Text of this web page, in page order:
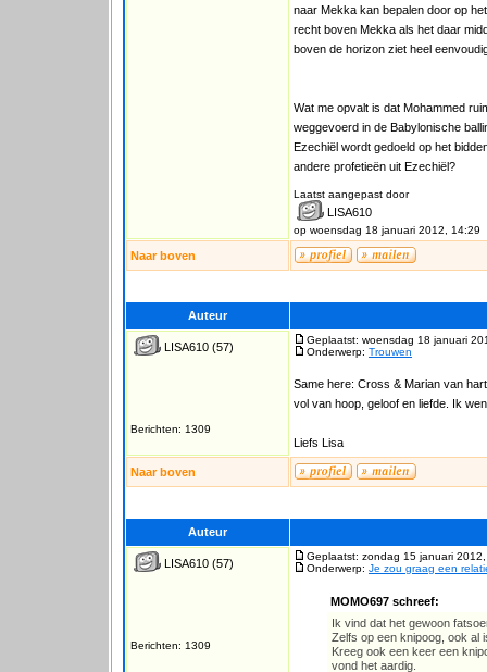
naar Mekka kan bepalen door op
recht boven Mekka als het daar
boven de horizon ziet heel
Wat me opvalt is dat Mohammed
weggevoerd in de Babylonische
Ezechiël wordt gedoeld op het
andere profetieën uit Ezechiël?
Laatst aangepast door
LISA610
op woensdag 18 januari 2012, 14:29
Naar boven
Auteur
LISA610 (57)
Berichten: 1309
Geplaatst: woensdag 18 januari
Onderwerp: Trouwen
Same here: Cross & Marian van
vol van hoop, geloof en liefde. Ik
Liefs Lisa
Naar boven
Auteur
LISA610 (57)
Berichten: 1309
Geplaatst: zondag 15 januari
Onderwerp: Je zou graag een
MOMO697 schreef:
Ik vind dat het gewoon
Zelfs op een knipoog, ook al
Kreeg ook een keer een
vond het aardig.